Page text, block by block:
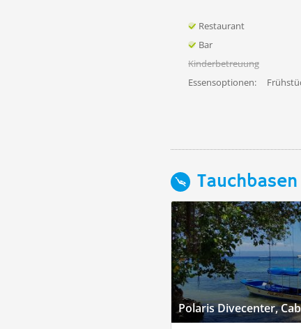
Restaurant
Bar
Kinderbetreuung
Essensoptionen:
Polaris Divecenter,